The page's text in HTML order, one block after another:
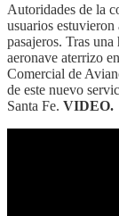
Autoridades de la
usuarios
pasajeros. Tras
aeronave aterrizo
Comercial de
de este nuevo
Santa Fe. VIDEO.